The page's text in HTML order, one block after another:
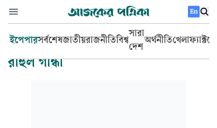
En
ইপেপারসর্বশেষজাতীয়রাজনীতিবিশ্ব
সারা
দেশ
অর্থনীতিখেলা
রাহুল গান্ধী